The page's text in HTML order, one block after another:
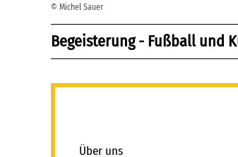
© Michel Sauer
Begeisterung - Fußball und
Über uns